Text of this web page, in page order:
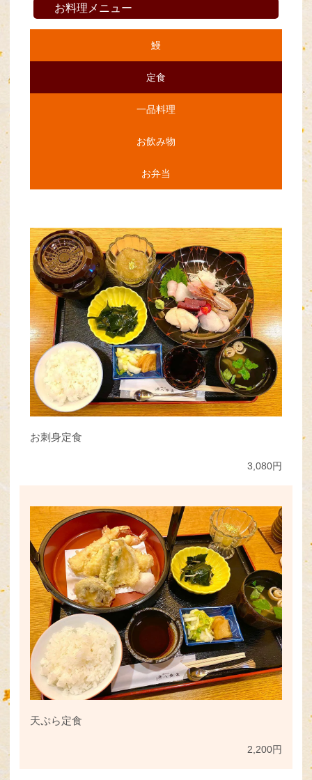
お料理メニュー
鰻
定食
一品料理
お飲み物
お弁当
お刺身定食
3,080円
天ぷら定食
2,200円